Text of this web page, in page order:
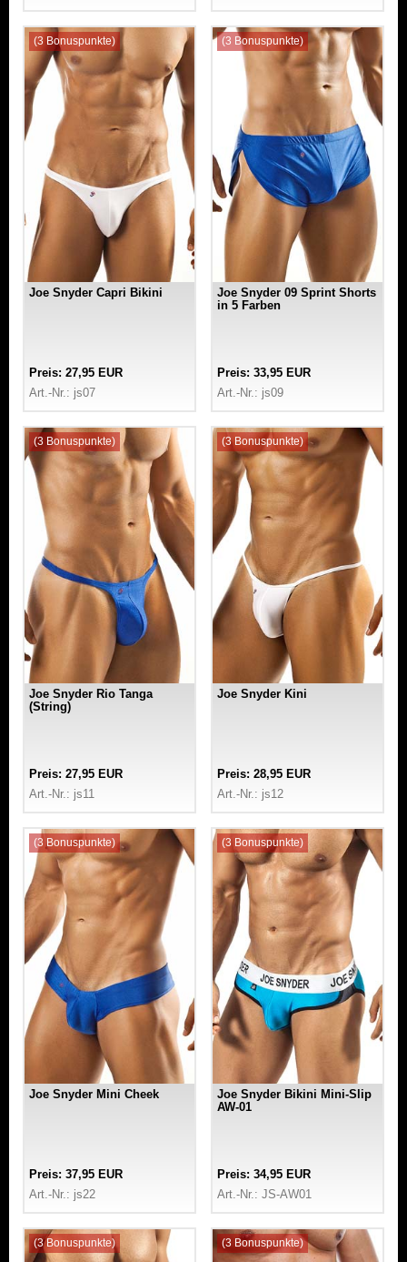
(3 Bonuspunkte)
Joe Snyder Capri Bikini
Preis: 27,95 EUR
Art.-Nr.: js07
(3 Bonuspunkte)
Joe Snyder 09 Sprint Shorts
in 5 Farben
Preis: 33,95 EUR
Art.-Nr.: js09
(3 Bonuspunkte)
Joe Snyder Rio Tanga
(String)
Preis: 27,95 EUR
Art.-Nr.: js11
(3 Bonuspunkte)
Joe Snyder Kini
Preis: 28,95 EUR
Art.-Nr.: js12
(3 Bonuspunkte)
Joe Snyder Mini Cheek
Preis: 37,95 EUR
Art.-Nr.: js22
(3 Bonuspunkte)
Joe Snyder Bikini Mini-Slip
AW-01
Preis: 34,95 EUR
Art.-Nr.: JS-AW01
(3 Bonuspunkte) (3 Bonuspunkte)